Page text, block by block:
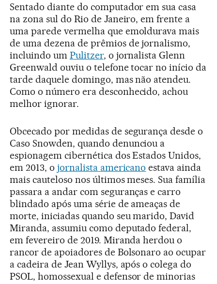
Sentado diante do computador em sua casa
na zona sul do Rio de Janeiro, em frente a
uma parede vermelha que emoldurava mais
de uma dezena de prêmios de jornalismo,
incluindo um Pulitzer, o jornalista Glenn
Greenwald ouviu o telefone tocar no início da
tarde daquele domingo, mas não atendeu.
Como o número era desconhecido, achou
melhor ignorar.
Obcecado por medidas de segurança desde o
Caso Snowden, quando denunciou a
espionagem cibernética dos Estados Unidos,
em 2013, o jornalista americano estava ainda
mais cauteloso nos últimos meses. Sua família
passara a andar com seguranças e carro
blindado após uma série de ameaças de
morte, iniciadas quando seu marido, David
Miranda, assumiu como deputado federal,
em fevereiro de 2019. Miranda herdou o
rancor de apoiadores de Bolsonaro ao ocupar
a cadeira de Jean Wyllys, após o colega do
PSOL, homossexual e defensor de minorias